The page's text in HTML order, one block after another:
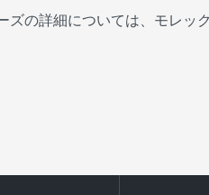
の詳細については、モレッ